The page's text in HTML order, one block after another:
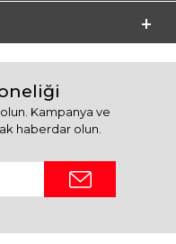
Kampanya ve
haberdar olun.